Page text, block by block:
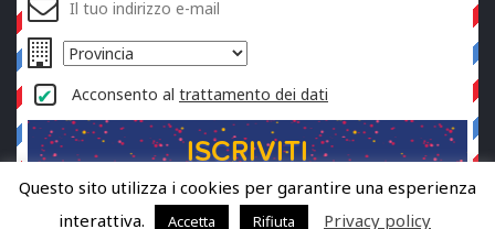
Acconsento al trattamento dei dati
Questo sito utilizza i cookies per garantire una esperienza
interattiva.
Accetta Rifiuta Privacy policy